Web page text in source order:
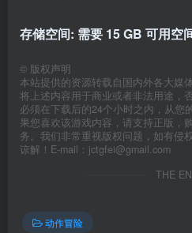
存储空间: 需要 15 GB 可用空
© 版权声明
本站提供的资源转载自国内外各大媒
将上述内容用于商业或者非法用途，
必须在下载后的24个小时之内，从您
果您喜欢该游戏内容，请支持正版，
务。我们非常重视版权问题，如有侵
谅解！E-mail：jctgfei@gmail.com
THE
动作冒险